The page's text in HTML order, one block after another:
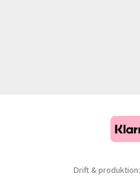
Drift & produktion: